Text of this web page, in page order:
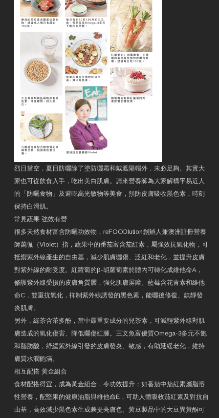
烈日當空，夏日防曬除了塗防曬霜和戴遮陽帽外，未必足夠。其實大
家也可從飲食入手，吃出美白肌膚。請來營養師為大家解構平易近人
的「防曬食物」及避吃高光敏物等美食，預防皮膚吸收黑色素，時刻
保持白滑肌。
常見蔬果 強效有營
很多天然食材富含防曬功效物，reFOODlution創辧人兼澳洲註冊營養
師萬侃（Violet）指，蔬果中的番茄富含茄紅素，屬強效抗氧化物，可
抵禦紫外線產生的自由基，減少肌膚曬傷、泛紅和老化，並提升皮膚
對紫外線的耐受度。紅蘿蔔的β-胡蘿蔔素於體內可轉化成維他命A，
修護紫外線受損的皮膚角質層，強化肌膚屏障。藍莓含花青素和維他
命C，雙重抗氧化，抑制紫外線誘發的黑色素，能曬後修復、鎮靜發
炎肌膚。
另外，綠茶含茶多酚，當中最重要成分的兒茶素，可減輕紫外線對肌
膚造成的氧化傷害、降低曬傷紅腫。三文魚富優質Omega-3多元不飽
和脂肪酸，紓緩紫外線引發的皮膚發炎、敏感，有助延緩老化，維持
膚質水潤飽滿。
相互配搭 黃金組合
食材配搭得宜，成為黃金組合，令功效提升；如番茄中茄紅素屬脂溶
性營養，配堅果的健康油脂與維他命E，可助人體吸收茄紅素及對抗自
由基，高效減少黑色素生成兼提亮膚色。黃豆製品中的大豆異黃酮可